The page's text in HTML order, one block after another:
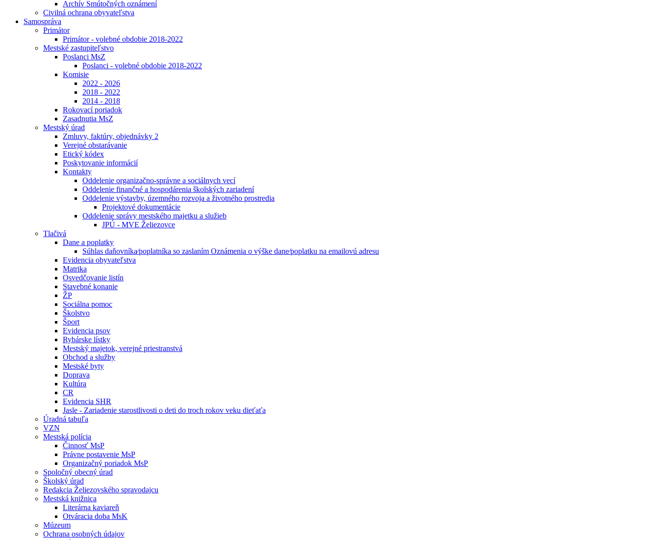
Archív Smútočných oznámení
Civilná ochrana obyvateľstva
Samospráva
Primátor
Primátor - volebné obdobie 2018-2022
Mestské zastupiteľstvo
Poslanci MsZ
Poslanci - volebné obdobie 2018-2022
Komisie
2022 - 2026
2018 - 2022
2014 - 2018
Rokovací poriadok
Zasadnutia MsZ
Mestský úrad
Zmluvy, faktúry, objednávky 2
Verejné obstarávanie
Etický kódex
Poskytovanie informácií
Kontakty
Oddelenie organizačno-správne a sociálnych vecí
Oddelenie finančné a hospodárenia školských zariadení
Oddelenie výstavby, územného rozvoja a životného prostredia
Projektové dokumentácie
Oddelenie správy mestského majetku a služieb
JPÚ - MVE Želiezovce
Tlačivá
Dane a poplatky
Súhlas daňovníka⁄poplatníka so zaslaním Oznámenia o výške dane⁄poplatku na emailovú adresu
Evidencia obyvateľstva
Matrika
Osvedčovanie listín
Stavebné konanie
ŽP
Sociálna pomoc
Školstvo
Šport
Evidencia psov
Rybárske lístky
Mestský majetok, verejné priestranstvá
Obchod a služby
Mestské byty
Doprava
Kultúra
CR
Evidencia SHR
Jasle - Zariadenie starostlivosti o deti do troch rokov veku dieťaťa
Úradná tabuľa
VZN
Mestská polícia
Činnosť MsP
Právne postavenie MsP
Organizačný poriadok MsP
Spoločný obecný úrad
Školský úrad
Redakcia Želiezovského spravodajcu
Mestská knižnica
Literárna kaviareň
Otváracia doba MsK
Múzeum
Ochrana osobných údajov